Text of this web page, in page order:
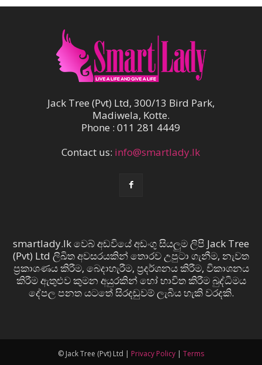
Jack Tree (Pvt) Ltd, 300/13 Bird Park,
Madiwela, Kotte.
Phone : 011 281 4449
Contact us: info@smartlady.lk
smartlady.lk වෙබ් අඩවියේ අඩංගු සියලුම ලිපි Jack Tree
(Pvt) Ltd ලිඛිත අවසරයකින් තොරව උපුටා ගැනීම, නැවත
ප්‍රකාශණය කිරීම, බෙදාහැරීම, ප්‍රදර්ශනය කිරීම, විකාශනය
කිරීම ඇතුළුව කුමන අයුරකින් හෝ භාවිත කිරීම බුද්ධිමය
දේපල පනත යටතේ සිරදඬුවම් ලැබිය හැකි වරදකි.
© Jack Tree (Pvt) Ltd | Privacy Policy | Terms